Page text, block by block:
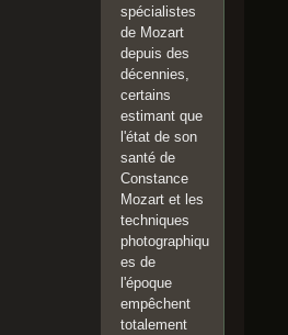
spécialistes
de Mozart
depuis des
décennies,
certains
estimant que
l'état de son
santé de
Constance
Mozart et les
techniques
photographiqu
es de
l'époque
empêchent
totalement